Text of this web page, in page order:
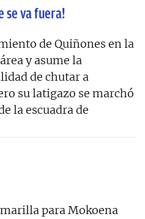
se va fuera!
de Quiñones en la
y asume la
de chutar a
su latigazo se marchó
la escuadra de
para Mokoena